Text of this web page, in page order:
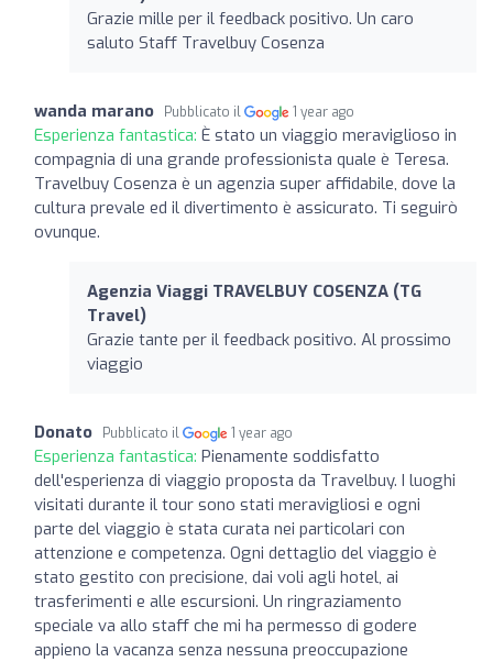
Grazie mille per il feedback positivo. Un caro
saluto Staff Travelbuy Cosenza
wanda marano Pubblicato il 1 year ago
Esperienza fantastica: È stato un viaggio meraviglioso in
compagnia di una grande professionista quale è Teresa.
Travelbuy Cosenza è un agenzia super affidabile, dove la
cultura prevale ed il divertimento è assicurato. Ti seguirò
ovunque.
Agenzia Viaggi TRAVELBUY COSENZA (TG
Travel)
Grazie tante per il feedback positivo. Al prossimo
viaggio
Donato Pubblicato il 1 year ago
Esperienza fantastica: Pienamente soddisfatto
dell'esperienza di viaggio proposta da Travelbuy. I luoghi
visitati durante il tour sono stati meravigliosi e ogni
parte del viaggio è stata curata nei particolari con
attenzione e competenza. Ogni dettaglio del viaggio è
stato gestito con precisione, dai voli agli hotel, ai
trasferimenti e alle escursioni. Un ringraziamento
speciale va allo staff che mi ha permesso di godere
appieno la vacanza senza nessuna preoccupazione